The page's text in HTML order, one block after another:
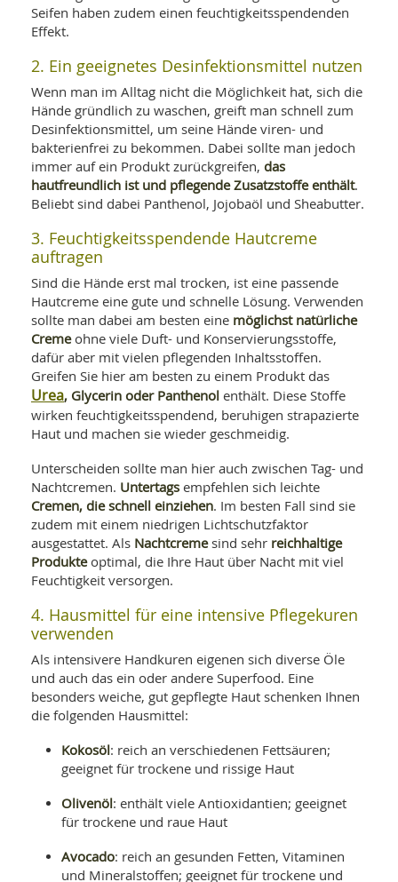
Seifen haben zudem einen feuchtigkeitsspendenden
Effekt.
2. Ein geeignetes Desinfektionsmittel nutzen
Wenn man im Alltag nicht die Möglichkeit hat, sich die
Hände gründlich zu waschen, greift man schnell zum
Desinfektionsmittel, um seine Hände viren- und
bakterienfrei zu bekommen. Dabei sollte man jedoch
immer auf ein Produkt zurückgreifen, das
hautfreundlich ist und pflegende Zusatzstoffe enthält.
Beliebt sind dabei Panthenol, Jojobaöl und Sheabutter.
3. Feuchtigkeitsspendende Hautcreme
auftragen
Sind die Hände erst mal trocken, ist eine passende
Hautcreme eine gute und schnelle Lösung. Verwenden
sollte man dabei am besten eine möglichst natürliche
Cremeohne viele Duft- und Konservierungsstoffe,
dafür aber mit vielen pflegenden Inhaltsstoffen.
Greifen Sie hier am besten zu einem Produkt das
Urea, Glycerin oder Panthenol enthält. Diese Stoffe
wirken feuchtigkeitsspendend, beruhigen strapazierte
Haut und machen sie wieder geschmeidig.
Unterscheiden sollte man hier auch zwischen Tag- und
Nachtcremen. Untertags empfehlen sich leichte
Cremen, die schnell einziehen. Im besten Fall sind sie
zudem mit einem niedrigen Lichtschutzfaktor
ausgestattet. Als Nachtcremesind sehr reichhaltige
Produkteoptimal, die Ihre Haut über Nacht mit viel
Feuchtigkeit versorgen.
4. Hausmittel für eine intensive Pflegekuren
verwenden
Als intensivere Handkuren eigenen sich diverse Öle
und auch das ein oder andere Superfood. Eine
besonders weiche, gut gepflegte Haut schenken Ihnen
die folgenden Hausmittel:
Kokosöl: reich an verschiedenen Fettsäuren;
geeignet für trockene und rissige Haut
Olivenöl: enthält viele Antioxidantien; geeignet
für trockene und raue Haut
Avocado: reich an gesunden Fetten, Vitaminen
und Mineralstoffen; geeignet für trockene und